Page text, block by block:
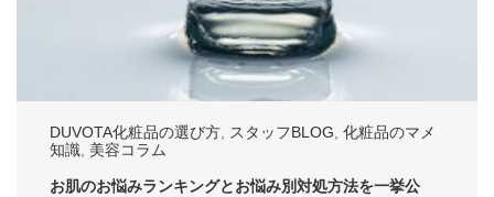
DUVOTA化粧品の選び方 スタッフBLOG 化粧品のマメ
知識 美容コラム
お肌のお悩みランキングとお悩み別対処方法を一挙公